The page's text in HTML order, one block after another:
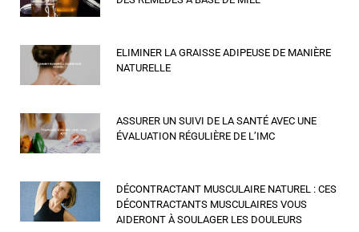
ELIMINER LA GRAISSE ADIPEUSE DE MANIÈRE
NATURELLE
ASSURER UN SUIVI DE LA SANTÉ AVEC UNE
ÉVALUATION RÉGULIÈRE DE L’IMC
DÉCONTRACTANT MUSCULAIRE NATUREL : CES
DÉCONTRACTANTS MUSCULAIRES VOUS
AIDERONT À SOULAGER LES DOULEURS